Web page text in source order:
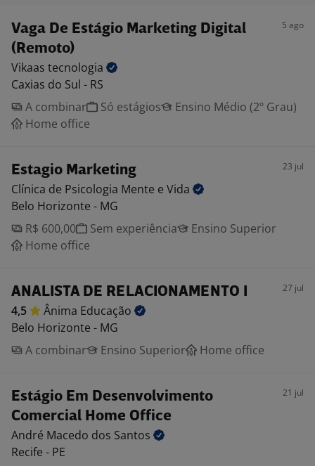
Vaga De Estágio Marketing Digital
(Remoto)
5 ago
Vikaas tecnologia
Caxias do Sul - RS
A combinar
Só estágios
Ensino Médio (2º Grau)
Home office
Estagio Marketing 23 jul
Clínica de Psicologia Mente e Vida
Belo Horizonte - MG
R$ 600,00
Sem experiência
Ensino Superior
Home office
ANALISTA DE RELACIONAMENTO I 27 jul
4,5 Ânima Educação
Belo Horizonte - MG
A combinar
Ensino Superior Home office
Estágio Em Desenvolvimento
Comercial Home Office
21 jul
André Macedo dos Santos
Recife - PE